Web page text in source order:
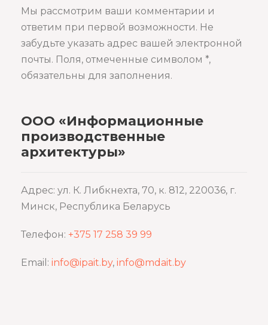
Мы рассмотрим ваши комментарии и
ответим при первой возможности. Не
забудьте указать адрес вашей электронной
почты. Поля, отмеченные символом *,
обязательны для заполнения.
ООО «Информационные
производственные
архитектуры»
Адрес: ул. К. Либкнехта, 70, к. 812, 220036, г.
Минск, Республика Беларусь
Телефон: +375 17 258 39 99
Email: info@ipait.by, info@mdait.by